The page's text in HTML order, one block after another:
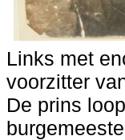
Links met
voorzitter
De prins